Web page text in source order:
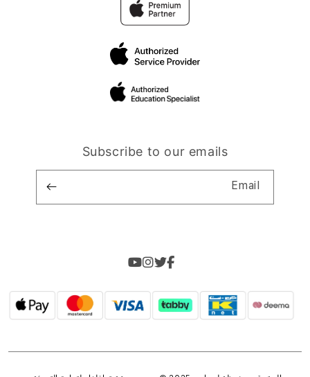
Subscribe to our emails
Email